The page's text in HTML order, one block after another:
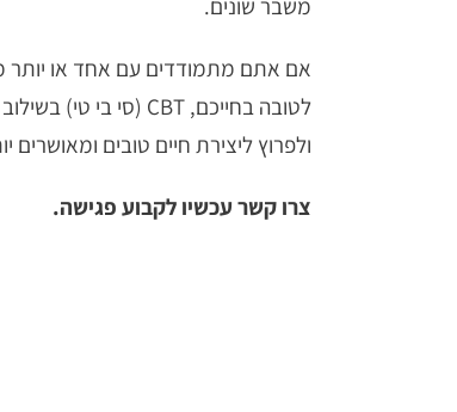
משבר שונים.
אם אתם מתמודדים עם אחד או יותר
ולפרוץ ליצירת חיים טובים ומאושרים
צרו קשר עכשיו לקבוע פגישה.